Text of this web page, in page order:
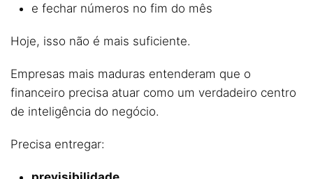
e fechar números no fim do mês
Hoje, isso não é mais suficiente.
Empresas mais maduras entenderam que o
financeiro precisa atuar como um verdadeiro centro
de inteligência do negócio.
Precisa entregar: